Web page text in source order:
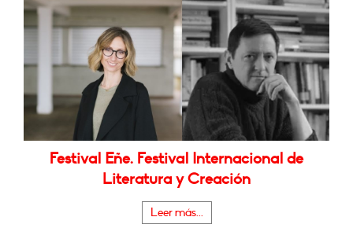
Festival Eñe. Festival Internacional de
Literatura y Creación
Leer más...